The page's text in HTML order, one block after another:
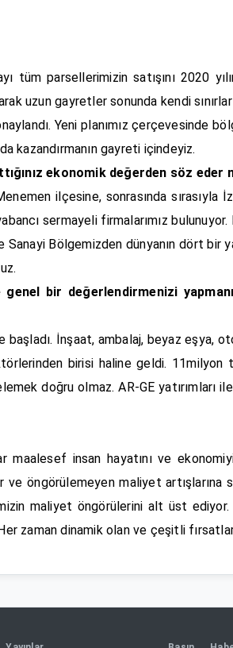
parsellerimizin satışını 2020
uzun gayretler sonunda kendi
Yeni planımız çerçevesinde
kazandırmanın gayreti içindeyiz.
ekonomik değerden söz eder
ilçesine, sonrasında
sermayeli firmalarımız bulunuyor.
Bölgemizden dünyanın dört bir
bir değerlendirmenizi
başladı. İnşaat, ambalaj, beyaz
birisi haline geldi. 11milyon
doğru olmaz. AR-GE
maalesef insan hayatını ve
öngörülemeyen maliyet
maliyet öngörülerini alt üst ediyor.
zaman dinamik olan ve çeşitli